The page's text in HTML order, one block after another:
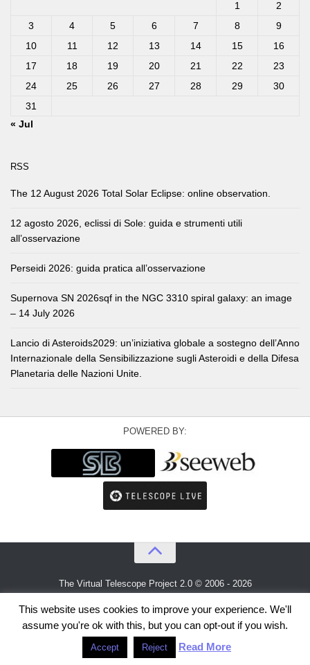
1
2
3
4 5 6 7 8
9
10
11 12 13 14 15
16
17
18 19 20 21 22
23
24
25 26 27 28 29
30
31
« Jul
RSS
The 12 August 2026 Total Solar Eclipse: online observation.
12 agosto 2026, eclissi di Sole: guida e strumenti utili
all’osservazione
Perseidi 2026: guida pratica all’osservazione
Supernova SN 2026sqf in the NGC 3310 spiral galaxy: an image
– 14 July 2026
Lancio di Asteroids2029: un’iniziativa globale a sostegno dell’Anno
Internazionale della Sensibilizzazione sugli Asteroidi e della Difesa
Planetaria delle Nazioni Unite.
POWERED BY:
The Virtual Telescope Project 2.0 © 2006 - 2026
This website uses cookies to improve your experience. We'll
assume you're ok with this, but you can opt-out if you wish.
Accept Reject Read More